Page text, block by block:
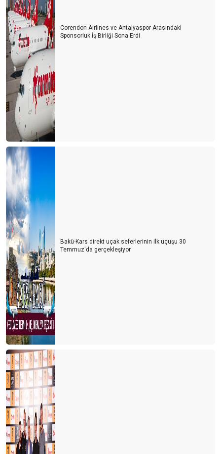
Corendon Airlines ve Antalyaspor Arasındaki
Sponsorluk İş Birliği Sona Erdi
Bakü-Kars direkt uçak seferlerinin ilk uçuşu 30
Temmuz'da gerçekleşiyor